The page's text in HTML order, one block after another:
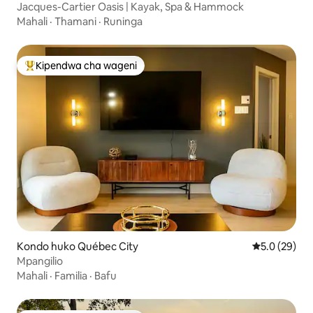
Jacques-Cartier Oasis | Kayak, Spa & Hammock
Mahali · Thamani · Runinga
Kipendwa maarufu cha wageni
Kipendwa cha wageni
Kondo huko Québec City Ukadiriaji
5.0 (29)
Mpangilio
Mahali · Familia · Bafu